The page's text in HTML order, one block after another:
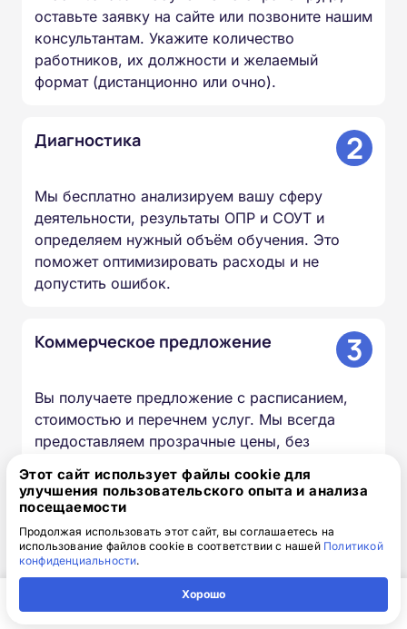
оставьте заявку на сайте или позвоните нашим
консультантам. Укажите количество
работников, их должности и желаемый
формат (дистанционно или очно).
Диагностика 2
Мы бесплатно анализируем вашу сферу
деятельности, результаты ОПР и СОУТ и
определяем нужный объём обучения. Это
поможет оптимизировать расходы и не
допустить ошибок.
Коммерческое предложение 3
Вы получаете предложение с расписанием,
стоимостью и перечнем услуг. Мы всегда
предоставляем прозрачные цены, без
Оплата и договор
После согласования условий заключается
договор. Мы принимаем разные формы
Этот сайт использует файлы cookie для
улучшения пользовательского опыта и анализа
посещаемости
Продолжая использовать этот сайт, вы соглашаетесь на
использование файлов cookie в соответствии с нашей Политикой
конфиденциальности.
Хорошо